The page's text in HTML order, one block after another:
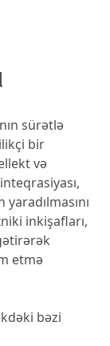
sürətlə
bir
və
inkişafları,
etmə
bəzi